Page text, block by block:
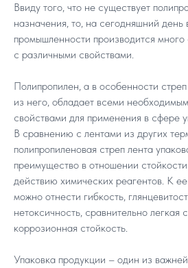
Ввиду того, что не существует
назначения, то, на сегодняшний день
промышленности производится много
с различными свойствами.
Полипропилен, а в особенности
из него, обладает всеми
свойствами для применения в сфере
В сравнению с лентами из других
полипропиленовая стреп лента
преимущество в отношении
действию химических реагентов. К
можно отнести гибкость,
нетоксичность, сравнительно легкая
коррозионная стойкость.
Упаковка продукции – один из